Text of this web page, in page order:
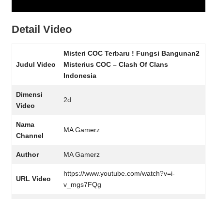
Detail Video
Judul Video
Misteri COC Terbaru ! Fungsi Bangunan2
Misterius COC – Clash Of Clans
Indonesia
Dimensi
Video
2d
Nama
Channel
MA Gamerz
Author MA Gamerz
URL Video
https://www.youtube.com/watch?v=i-
v_mgs7FQg